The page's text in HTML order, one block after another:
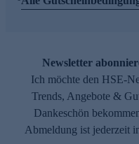
Newsletter
Ich möchte den HSE-
Trends, Angebote &
Dankeschön
Abmeldung ist jederzeit